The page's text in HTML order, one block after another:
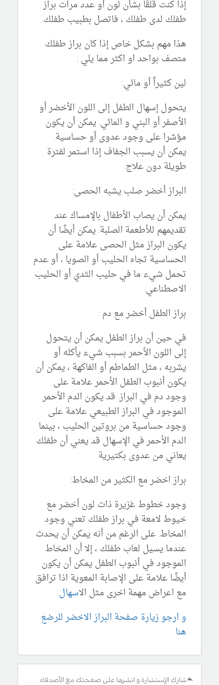
إذا كنت قلقًا بشأن لون أو عدد مرات براز
طفلك لدى طفلك ، فاتصل بطبيب طفلك.
هذا مهم بشكل خاص إذا كان براز طفلك
متصف بواحد او اكثر مما يلي :
لين كثيراً أو مائي:
يتحول إسهال الطفل إلى اللون الأخضر أو
الأصفر أو البني و المائي. يمكن أن يكون
مؤشرا على وجود عدوى أو حساسية.
يمكن أن يسبب الجفاف إذا استمر لفترة
طويلة دون علاج.
البراز أخضر صلب يشبه الحصى:
يمكن أن يصاب الأطفال بالإمساك عند
تقديمهم للأطعمة الصلبة. يمكن أيضًا أن
يكون البراز مثل الحصى علامة على
الحساسية تجاه الحليب أو الصويا ، أو عدم
تحمل شيء ما في حليب الثدي أو الحليب
الاصطناعي.
براز الطفل أخضر مع دم :
في حين أن براز الطفل يمكن أن يتحول
إلى اللون الأحمر بسبب شيء يأكله أو
يشربه ، مثل الطماطم أو الفاكهة ، يمكن أن
يكون أنبوب الطفل الأحمر علامة على
وجود دم في البراز. قد يكون الدم الأحمر
الموجود في البراز الطبيعي علامة على
وجود حساسية من بروتين الحليب ، بينما
الدم الأحمر في الإسهال قد يعني أن طفلك
يعاني من عدوى بكتيرية.
براز اخضر مع الكثير من المخاط:
وجود خطوط غزيرة ذات لون أخضر مع
خيوط لامعة في براز طفلك تعني وجود
المخاط. على الرغم من أنه يمكن أن يحدث
عندما يسيل لعاب طفلك ، إلا أن المخاط
الموجود في أنبوب الطفل يمكن أن يكون
أيضًا علامة على الإصابة المعوية اذا ترافق
مع اعراض مهمة اخرى مثل الاسهال.
و ارجو زيارة صفحة البراز الاخضر للرضع
هنا
شارك الإستشارة و انشرها على صفحتك مع الأصدقاء